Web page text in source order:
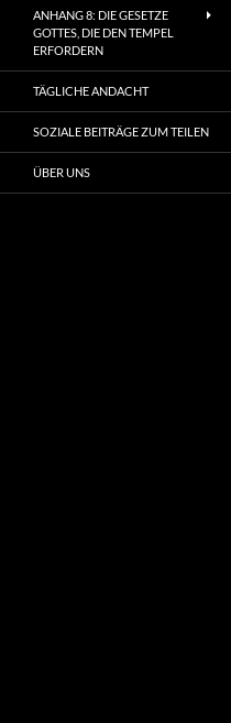
ANHANG 8: DIE GESETZE
GOTTES, DIE DEN TEMPEL
ERFORDERN
TÄGLICHE ANDACHT
SOZIALE BEITRÄGE ZUM TEILEN
ÜBER UNS